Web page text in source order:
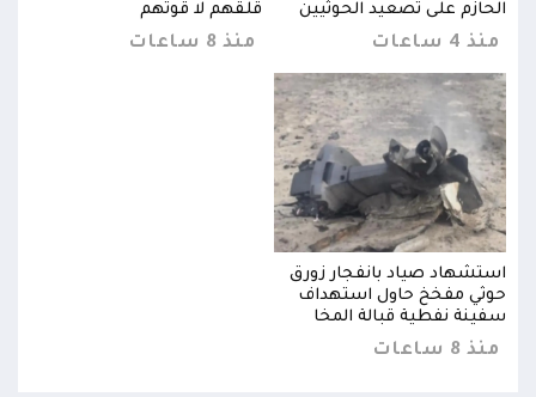
الحازم على تصعيد الحوثيين
منذ 4 ساعات
قلقهم لا قوتهم
منذ 8 ساعات
استشهاد صياد بانفجار زورق
حوثي مفخخ حاول استهداف
سفينة نفطية قبالة المخا
منذ 8 ساعات